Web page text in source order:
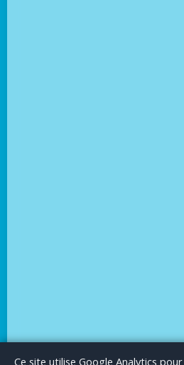
Le BlogPublicité Articles
Ce site utilise Google Analytics